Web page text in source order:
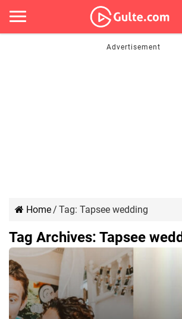
Home/ Tag: Tapsee wedding
Tag Archives: Tapsee